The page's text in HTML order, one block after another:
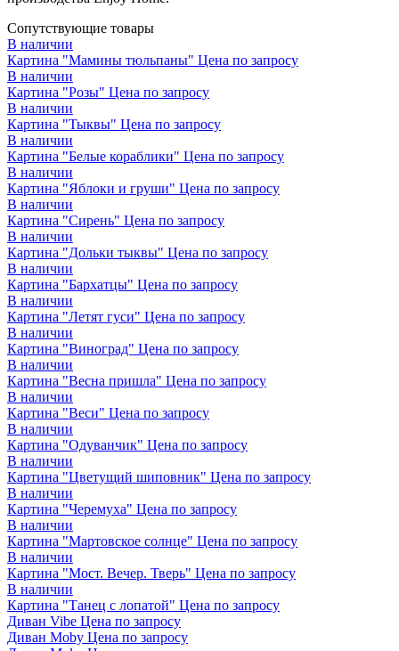
Сопутствующие товары
В наличии
Картина "Мамины тюльпаны" Цена по запросу
В наличии
Картина "Розы" Цена по запросу
В наличии
Картина "Тыквы" Цена по запросу
В наличии
Картина "Белые кораблики" Цена по запросу
В наличии
Картина "Яблоки и груши" Цена по запросу
В наличии
Картина "Сирень" Цена по запросу
В наличии
Картина "Дольки тыквы" Цена по запросу
В наличии
Картина "Бархатцы" Цена по запросу
В наличии
Картина "Летят гуси" Цена по запросу
В наличии
Картина "Виноград" Цена по запросу
В наличии
Картина "Весна пришла" Цена по запросу
В наличии
Картина "Веси" Цена по запросу
В наличии
Картина "Одуванчик" Цена по запросу
В наличии
Картина "Цветущий шиповник" Цена по запросу
В наличии
Картина "Черемуха" Цена по запросу
В наличии
Картина "Мартовское солнце" Цена по запросу
В наличии
Картина "Мост. Вечер. Тверь" Цена по запросу
В наличии
Картина "Танец с лопатой" Цена по запросу
Диван Vibe Цена по запросу
Диван Moby Цена по запросу